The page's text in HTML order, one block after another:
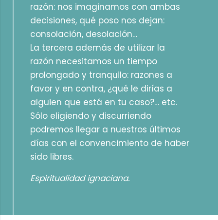
razón: nos imaginamos con ambas
decisiones, qué poso nos dejan:
consolación, desolación…
La tercera además de utilizar la
razón necesitamos un tiempo
prolongado y tranquilo: razones a
favor y en contra, ¿qué le dirías a
alguien que está en tu caso?… etc.
Sólo eligiendo y discurriendo
podremos llegar a nuestros últimos
días con el convencimiento de haber
sido libres.
Espiritualidad ignaciana.